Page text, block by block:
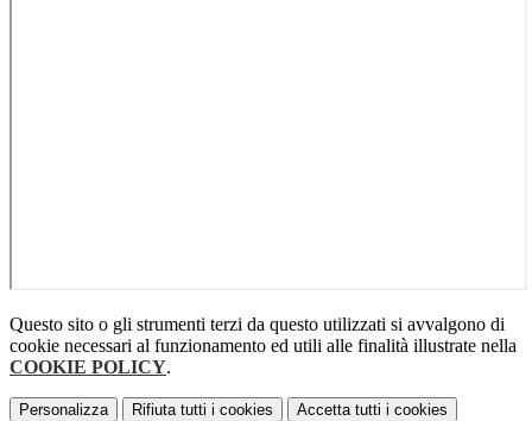
Questo sito o gli strumenti terzi da questo utilizzati si avvalgono di
cookie necessari al funzionamento ed utili alle finalità illustrate nella
COOKIE POLICY.
Personalizza Rifiuta tutti i cookies Accetta tutti i cookies